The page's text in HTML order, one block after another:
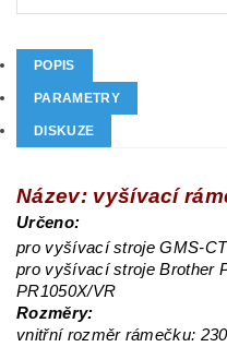
POPIS
PARAMETRY
DISKUZE
Název: vyšívací
Určeno:
pro vyšívací stroje GMS-
pro vyšívací stroje Brother
PR1050X/VR
Rozměry:
vnitřní rozměr rámečku: